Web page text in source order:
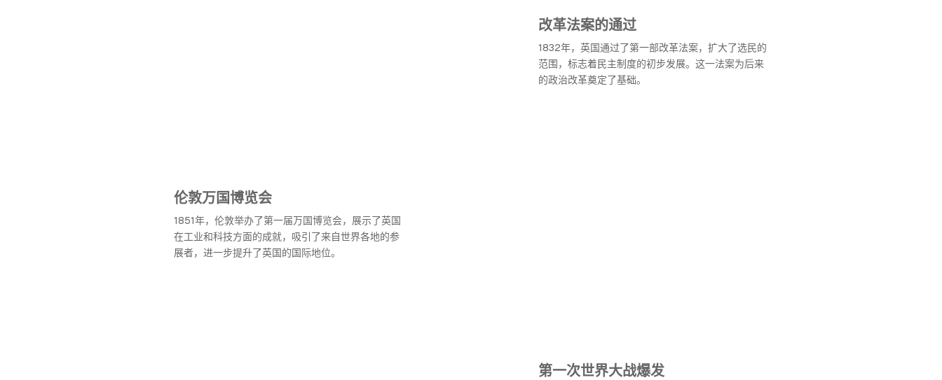
改革法案的通过
1832年，英国通过了第一部改革法案，扩大了选民的
范围，标志着民主制度的初步发展。这一法案为后来
的政治改革奠定了基础。
伦敦万国博览会
1851年，伦敦举办了第一届万国博览会，展示了英国
在工业和科技方面的成就，吸引了来自世界各地的参
展者，进一步提升了英国的国际地位。
第一次世界大战爆发